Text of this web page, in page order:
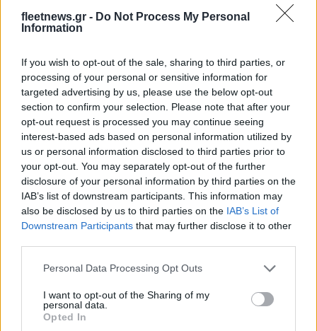
fleetnews.gr - Do Not Process My Personal
Information
If you wish to opt-out of the sale, sharing to third parties, or
processing of your personal or sensitive information for
targeted advertising by us, please use the below opt-out
section to confirm your selection. Please note that after your
opt-out request is processed you may continue seeing
interest-based ads based on personal information utilized by
us or personal information disclosed to third parties prior to
your opt-out. You may separately opt-out of the further
disclosure of your personal information by third parties on the
IAB’s list of downstream participants. This information may
also be disclosed by us to third parties on the IAB’s List of
Downstream Participants that may further disclose it to other
Please note that this website/app uses one or more Google
not limited to your visit or usage behaviour. You may click to
grant or deny consent to Google and its third-party tags to
use your data for below specified purposes in below Google
Personal Data Processing Opt Outs
I want to opt-out of the Sharing of my
personal data.
Opted In
από τη σειρά BMW Individual. Για πρώτη φορά, το BMW
Individual Borusan Turkish Blue θα διατίθεται για μία BMW
εκφραστικό σχεδιασμό του αμαξώματος της BMW M2 με M
xDrive.
BMW M2:ένα επιτυχημένο μοντέλο που
κατασκευάζεται στο Μεξικό.
Η BMW M2 Coupé (κατανάλωση καυσίμου, συνδυασμένη:
10,2 – 9,7 l/100 km, εκπομπές CO₂, συνδυασμένες: 230 – 221
g/km κατά το πρότυπο WLTP, κατηγορία CO₂: G)* ήταν το
μοντέλο της BMW M GmbH με τις υψηλότερες πωλήσεις το
2025. Η νέα BMW M2 με M xDrive – όπως και τα υπόλοιπα
μοντέλα M2 – θα κατασκευάζεται στο εργοστάσιο του BMW
ξεκινήσει τον Αύγουστο του 2026. Οι σημαντικότερες αγορές
για την BMW M2 με M xDrive είναι οι ΗΠΑ, η Γερμανία και η